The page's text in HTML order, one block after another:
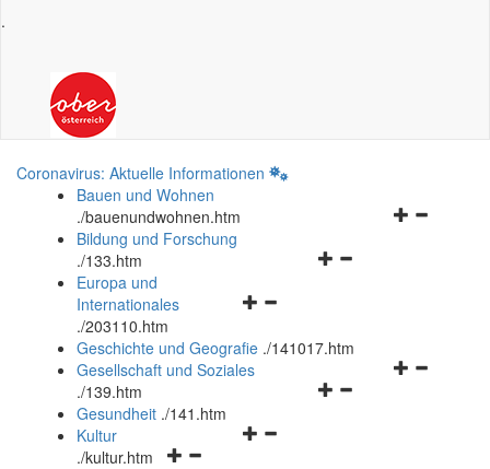
.
Coronavirus: Aktuelle Informationen
Bauen und Wohnen
./bauenundwohnen.htm
Navigationsmenü
Bildung und Forschung
./133.htm
Navigationsmenü
und
schließen
Europa und
Internationales
./203110.htm
Geschichte und Geografie ./141017.htm
Navigationsmenü
Gesellschaft und Soziales
./139.htm
Navigationsmenü
Gesundheit ./141.htm
Navigationsmenü
Kultur
./kultur.htm